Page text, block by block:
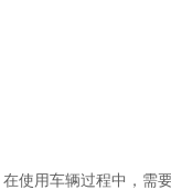
在使用车辆过程中，需